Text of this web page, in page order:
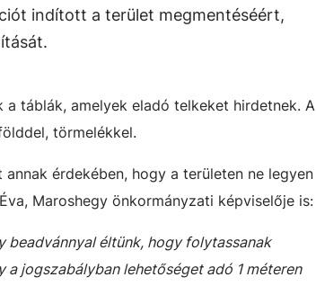
indított a terület megmentéséért,
táblák, amelyek eladó telkeket hirdetnek. A
törmelékkel.
érdekében, hogy a területen ne legyen
Maroshegy önkormányzati képviselője is:
éltünk, hogy folytassanak
jogszabályban lehetőséget adó 1 méteren